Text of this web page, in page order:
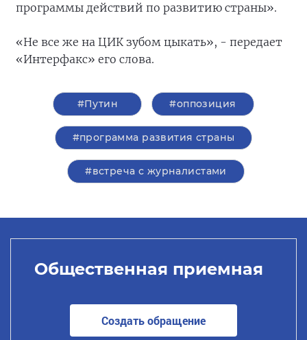
программы действий по развитию страны».
«Не все же на ЦИК зубом цыкать», - передает
«Интерфакс» его слова.
#Путин #оппозиция
#программа развития страны
#встреча с журналистами
Общественная приемная
Создать обращение